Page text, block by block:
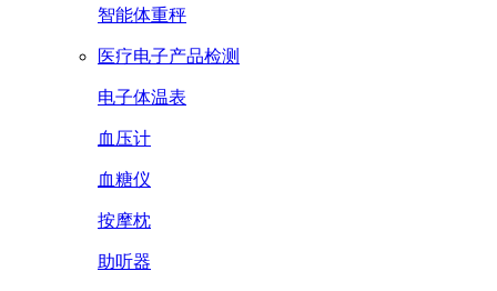
智能体重秤
医疗电子产品检测
电子体温表
血压计
血糖仪
按摩枕
助听器